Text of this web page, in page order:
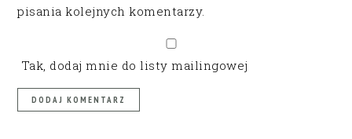
pisania kolejnych komentarzy.
Tak, dodaj mnie do listy mailingowej